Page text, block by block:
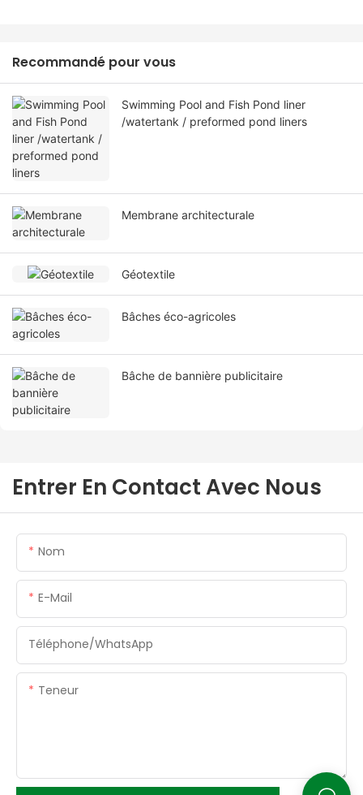
Recommandé pour vous
Swimming Pool and Fish Pond liner
/watertank / preformed pond liners
Membrane architecturale
Géotextile
Bâches éco-agricoles
Bâche de bannière publicitaire
Entrer En Contact Avec Nous
Nom
E-Mail
Téléphone/WhatsApp
Teneur